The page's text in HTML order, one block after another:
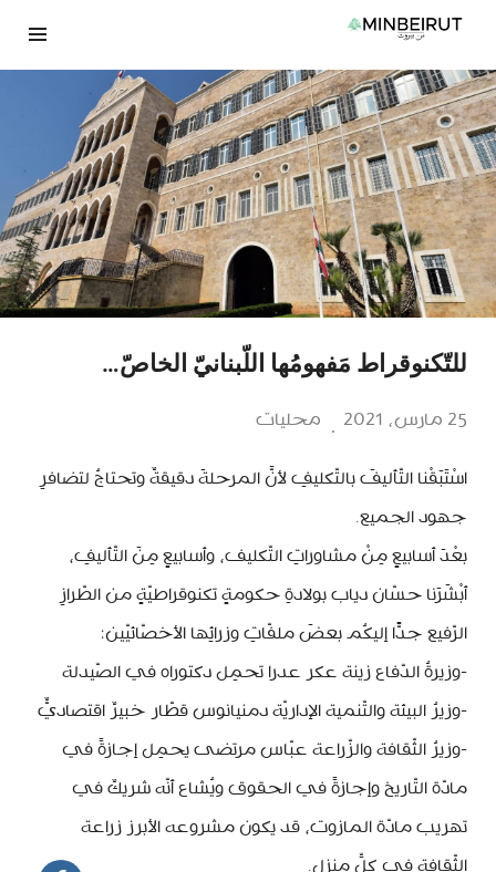
انتقل
المحتوى
للتّكنوقراط مَفهومُها اللّبنانيّ الخاصّ…
25 مارس، 2021 محليات
اسْتَبَقْنا التّأليفَ بالتّكليفِ لأنَّ المرحلةَ دقيقةٌ وتحتاجُ لتضافرِ
جهود الجميع.
بعْدَ أسابيعٍ مِنْ مشاوراتِ التّكليف، وأسابيعٍ مِنَ التّأليفِ،
أبْشَرَنا حسّان دياب بولادةِ حكومةٍ تكنوقراطيّةٍ من الطّرازِ
الرّفيع جدًّا إليكُم بعضَ ملفّاتِ وزرائِها الأخصّائيّين:
-وزيرةُ الدّفاع زينة عكر عدرا تحمِل دكتوراه في الصّيدلة
-وزيرُ البيئة والتّنمية الإداريّة دمنيانوس قطّار خبيرٌ اقتصاديٌّ
-وزيرُ الثّقافة والزّراعة عبّاس مرتضى يحمِل إجازةً في
مادّة التّاريخ وإجازةً في الحقوق ويُشاع أنّه شريكٌ في
تهريب مادّة المازوت، قد يكون مشروعه الأبرز زراعة
الثّقافة في كلِّ منزلٍ.